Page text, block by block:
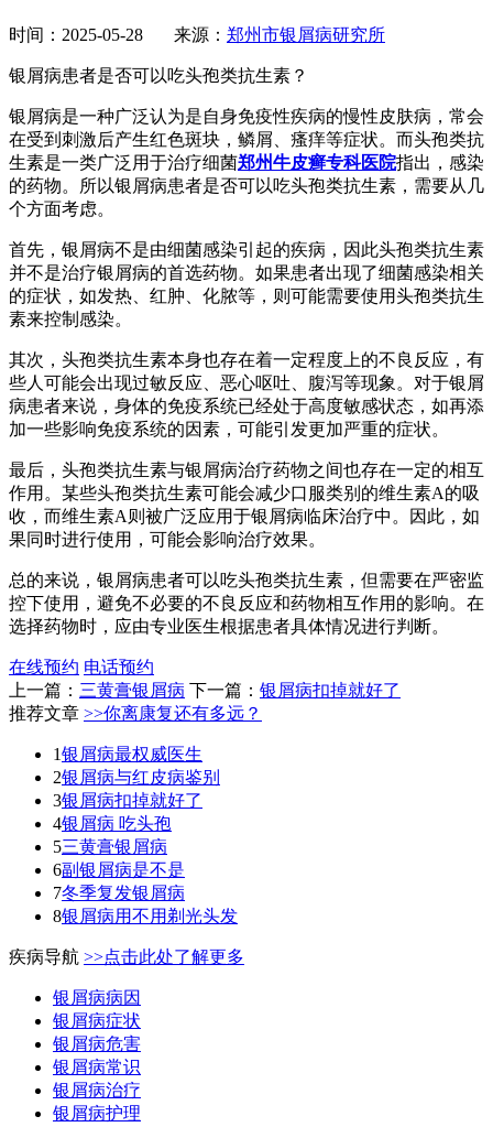
时间：2025-05-28 来源： 郑州市银屑病研究所
银屑病患者是否可以吃头孢类抗生素？
银屑病是一种广泛认为是自身免疫性疾病的慢性皮肤病，常会
在受到刺激后产生红色斑块，鳞屑、瘙痒等症状。而头孢类抗
生素是一类广泛用于治疗细菌郑州牛皮癣专科医院指出，感染
的药物。所以银屑病患者是否可以吃头孢类抗生素，需要从几
个方面考虑。
首先，银屑病不是由细菌感染引起的疾病，因此头孢类抗生素
并不是治疗银屑病的首选药物。如果患者出现了细菌感染相关
的症状，如发热、红肿、化脓等，则可能需要使用头孢类抗生
素来控制感染。
其次，头孢类抗生素本身也存在着一定程度上的不良反应，有
些人可能会出现过敏反应、恶心呕吐、腹泻等现象。对于银屑
病患者来说，身体的免疫系统已经处于高度敏感状态，如再添
加一些影响免疫系统的因素，可能引发更加严重的症状。
最后，头孢类抗生素与银屑病治疗药物之间也存在一定的相互
作用。某些头孢类抗生素可能会减少口服类别的维生素A的吸
收，而维生素A则被广泛应用于银屑病临床治疗中。因此，如
果同时进行使用，可能会影响治疗效果。
总的来说，银屑病患者可以吃头孢类抗生素，但需要在严密监
控下使用，避免不必要的不良反应和药物相互作用的影响。在
选择药物时，应由专业医生根据患者具体情况进行判断。
在线预约 电话预约
上一篇： 三黄膏银屑病 下一篇： 银屑病扣掉就好了
推荐文章 >>你离康复还有多远？
1银屑病最权威医生
2银屑病与红皮病鉴别
3银屑病扣掉就好了
4银屑病 吃头孢
5三黄膏银屑病
6副银屑病是不是
7冬季复发银屑病
8银屑病用不用剃光头发
疾病导航 >>点击此处了解更多
银屑病病因
银屑病症状
银屑病危害
银屑病常识
银屑病治疗
银屑病护理